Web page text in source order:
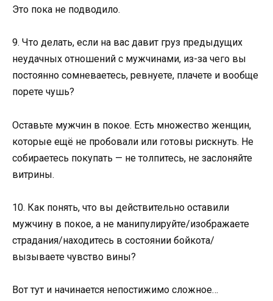
Это пока не подводило.
9. Что делать, если на вас давит груз предыдущих
неудачных отношений с мужчинами, из-за чего вы
постоянно сомневаетесь, ревнуете, плачете и вообще
порете чушь?
Оставьте мужчин в покое. Есть множество женщин,
которые ещё не пробовали или готовы рискнуть. Не
собираетесь покупать — не толпитесь, не заслоняйте
витрины.
10. Как понять, что вы действительно оставили
мужчину в покое, а не манипулируйте/изображаете
страдания/находитесь в состоянии бойкота/
вызываете чувство вины?
Вот тут и начинается непостижимо сложное…